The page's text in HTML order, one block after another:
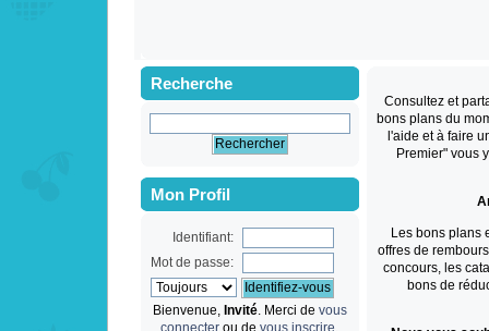
Recherche
Mon Profil
Identifiant:
Mot de passe:
Bienvenue, Invité. Merci de vous
connecter ou devous inscrire.
Consultez et
bons plans du
l'aide et à faire
Premier" vous
Les bons plans
offres de
concours, les
bons de